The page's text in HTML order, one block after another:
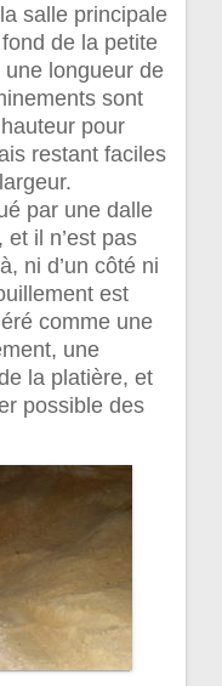
salle principale
de la petite
longueur de
sont
pour
restant faciles
par une dalle
il n’est pas
ni d’un côté ni
est
comme une
une
la platière, et
possible des